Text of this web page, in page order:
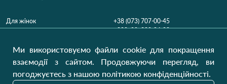
Для жінок
Для дітей
Домашній текстиль
+38 (073) 707-00-45
+380 (99) 302-84-98
Замовити дзвінок
Пн-Пт9:00 - 16:00
НД Вихідний
Ми використовуємо файли cookie для покращення
взаємодії з сайтом. Продовжуючи перегляд, ви
погоджуєтесь з нашою політикою конфіденційності.